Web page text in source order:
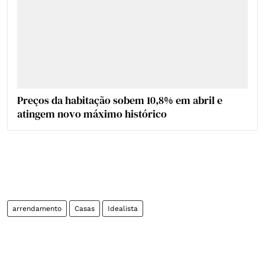
Preços da habitação sobem 10,8% em abril e
atingem novo máximo histórico
arrendamento Casas Idealista